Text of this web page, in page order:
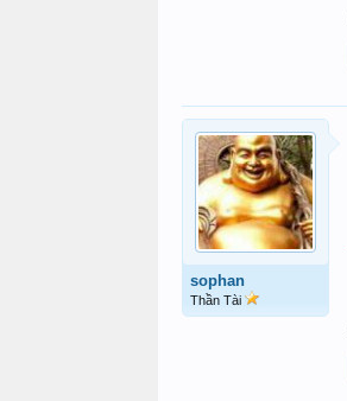
sophan
Thần Tài